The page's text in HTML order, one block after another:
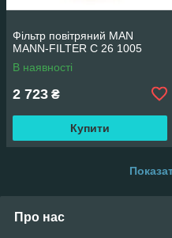
Фільтр повітряний MAN
MANN-FILTER C 26 1005
В наявності
2 723 ₴
Купити
Про нас